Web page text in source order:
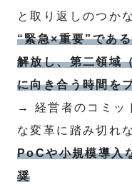
と取り返しのつか
“緊急×重要”であ
解放し、第二領域
に向き合う時間を
→ 経営者のコミッ
な変革に踏み切れ
PoCや小規模導入
奨